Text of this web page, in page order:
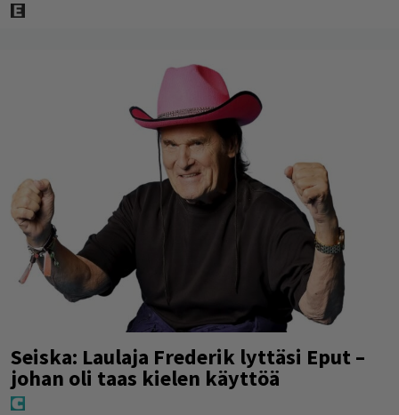
Seiska: Laulaja Frederik lyttäsi Eput –
johan oli taas kielen käyttöä